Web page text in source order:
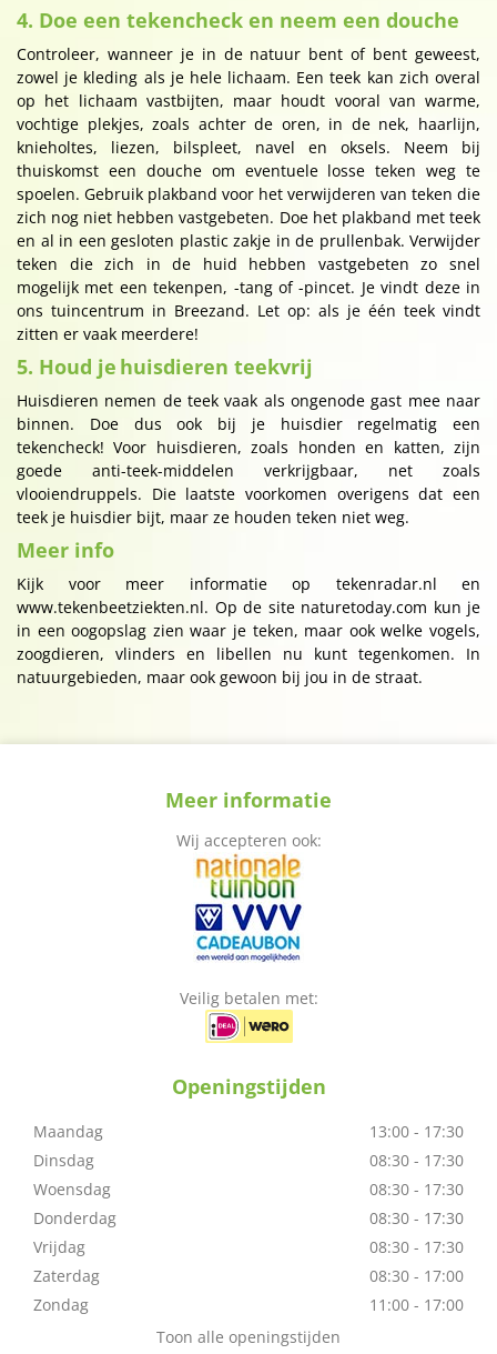
4. Doe een tekencheck en neem een douche
Controleer, wanneer je in de natuur bent of bent geweest,
zowel je kleding als je hele lichaam. Een teek kan zich overal
op het lichaam vastbijten, maar houdt vooral van warme,
vochtige plekjes, zoals achter de oren, in de nek, haarlijn,
knieholtes, liezen, bilspleet, navel en oksels. Neem bij
thuiskomst een douche om eventuele losse teken weg te
spoelen. Gebruik plakband voor het verwijderen van teken die
zich nog niet hebben vastgebeten. Doe het plakband met teek
en al in een gesloten plastic zakje in de prullenbak. Verwijder
teken die zich in de huid hebben vastgebeten zo snel
mogelijk met een tekenpen, -tang of -pincet. Je vindt deze in
ons tuincentrum in Breezand. Let op: als je één teek vindt
zitten er vaak meerdere!
5. Houd je huisdieren teekvrij
Huisdieren nemen de teek vaak als ongenode gast mee naar
binnen. Doe dus ook bij je huisdier regelmatig een
tekencheck! Voor huisdieren, zoals honden en katten, zijn
goede anti-teek-middelen verkrijgbaar, net zoals
vlooiendruppels. Die laatste voorkomen overigens dat een
teek je huisdier bijt, maar ze houden teken niet weg.
Meer info
Kijk voor meer informatie op tekenradar.nl en
www.tekenbeetziekten.nl. Op de site naturetoday.com kun je
in een oogopslag zien waar je teken, maar ook welke vogels,
zoogdieren, vlinders en libellen nu kunt tegenkomen. In
natuurgebieden, maar ook gewoon bij jou in de straat.
Meer informatie
Wij accepteren ook:
Veilig betalen met:
Openingstijden
Maandag
13:00 - 17:30
Dinsdag
08:30 - 17:30
Woensdag
08:30 - 17:30
Donderdag
08:30 - 17:30
Vrijdag
08:30 - 17:30
Zaterdag
08:30 - 17:00
Zondag
11:00 - 17:00
Toon alle openingstijden